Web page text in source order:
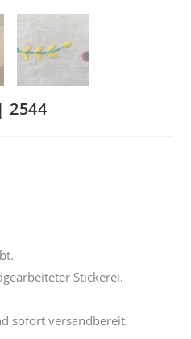
2544
Stickerei.
sofort versandbereit.